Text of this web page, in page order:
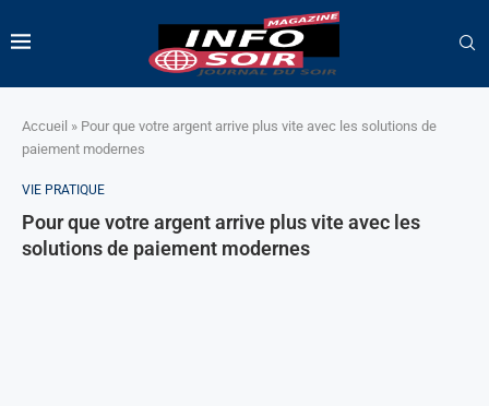
Accueil » Pour que votre argent arrive plus vite avec les solutions de
paiement modernes
VIE PRATIQUE
Pour que votre argent arrive plus vite avec les
solutions de paiement modernes